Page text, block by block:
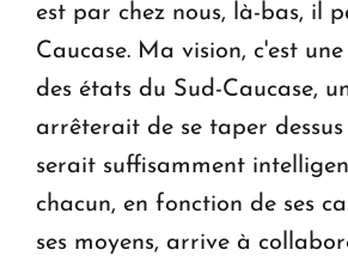
est par chez nous, là-bas, il
Caucase. Ma vision, c'est
des états du Sud-Caucase,
arrêterait de se taper
serait suffisamment
chacun, en fonction de ses
ses moyens, arrive à